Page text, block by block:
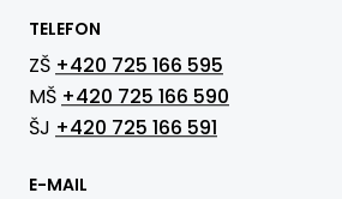
TELEFON
ZŠ +420 725 166 595
MŠ +420 725 166 590
ŠJ +420 725 166 591
E-MAIL